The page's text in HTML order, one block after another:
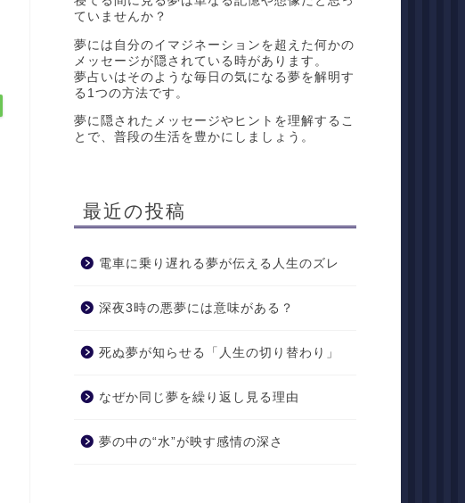
ていませんか？
夢には自分のイマジネーションを超えた何かの
メッセージが隠されている時があります。
夢占いはそのような毎日の気になる夢を解明す
る1つの方法です。
夢に隠されたメッセージやヒントを理解するこ
とで、普段の生活を豊かにしましょう。
最近の投稿
電車に乗り遅れる夢が伝える人生のズレ
深夜3時の悪夢には意味がある？
死ぬ夢が知らせる「人生の切り替わり」
なぜか同じ夢を繰り返し見る理由
夢の中の“水”が映す感情の深さ